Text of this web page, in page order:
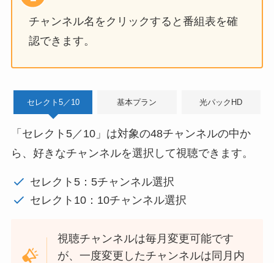
チャンネル名をクリックすると番組表を確
認できます。
セレクト5／10 基本プラン 光パックHD
「セレクト5／10」は対象の48チャンネルの中か
ら、好きなチャンネルを選択して視聴できます。
セレクト5：5チャンネル選択
セレクト10：10チャンネル選択
視聴チャンネルは毎月変更可能です
が、一度変更したチャンネルは同月内